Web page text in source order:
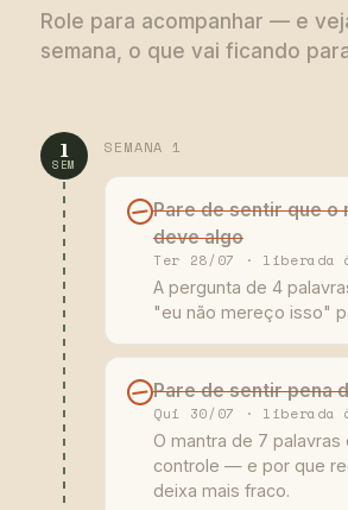
Role para acompanhar — e
semana, o que vai ficando
1
SEM
SEMANA 1
Pare de sentir que o
deve algo
Ter 28/07 · liberada
A pergunta de 4
"eu não mereço isso"
Pare de sentir pena
Qui 30/07 · liberada
O mantra de 7
controle — e por que
deixa mais fraco.